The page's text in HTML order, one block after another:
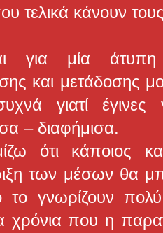
τελικά κάνουν
για μία
και μετάδοσης
γιατί
– διαφήμισα.
ότι κάποιος
των μέσων θα
το γνωρίζουν
χρόνια που η